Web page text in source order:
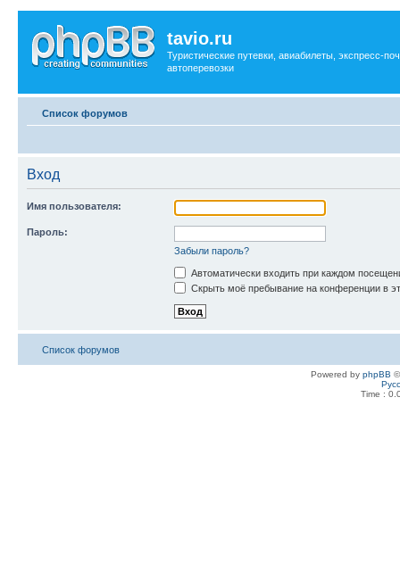
tavio.ru
Туристические путевки, авиабилеты, экспресс-
автоперевозки
Список форумов
Вход
Имя пользователя:
Пароль:
Забыли пароль?
Автоматически входить при каждом
Скрыть моё пребывание на конференции в
Список форумов
Powered by phpBB
Time :